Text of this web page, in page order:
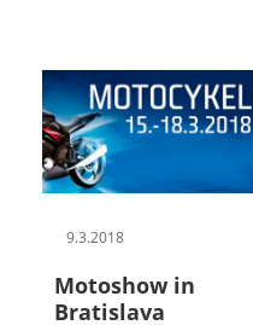
9.3.2018
Motoshow in
Bratislava